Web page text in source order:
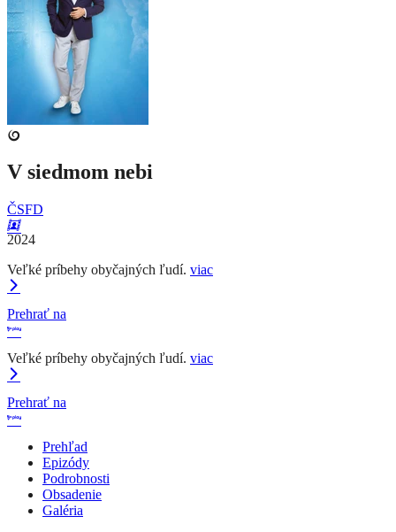
V siedmom nebi
ČSFD
2024
Veľké príbehy obyčajných ľudí. viac
Prehrať na
Veľké príbehy obyčajných ľudí. viac
Prehrať na
Prehľad
Epizódy
Podrobnosti
Obsadenie
Galéria